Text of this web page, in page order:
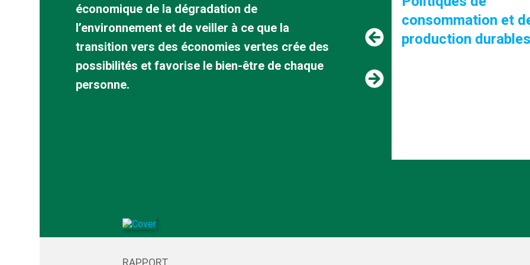
économique de la dégradation de
l’environnement et de veiller à ce que la
transition vers des économies vertes crée des
possibilités et favorise le bien-être de chaque
personne.
programmation
consommation et de
production durables
RAPPORT